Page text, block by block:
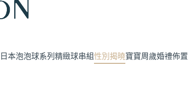
日本泡泡球系列 精緻球串組性別揭曉寶寶周歲婚禮佈置